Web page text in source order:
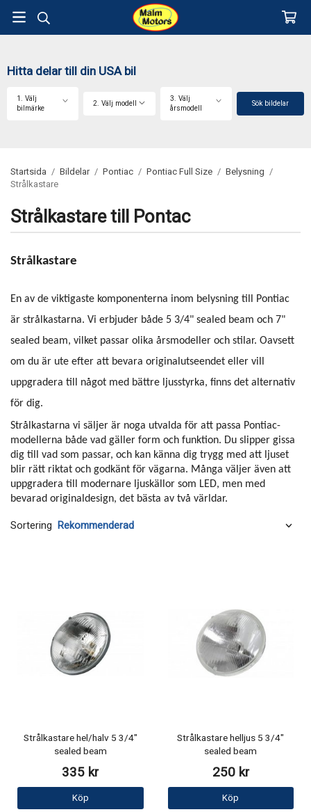
Hitta delar till din USA bil
1. Välj
bilmärke
2. Välj modell
3. Välj
årsmodell
Sök bildelar
Startsida / Bildelar / Pontiac / Pontiac Full Size / Belysning /
Strålkastare
Strålkastare till Pontac
Strålkastare
En av de viktigaste komponenterna inom belysning till Pontiac
är strålkastarna. Vi erbjuder både 5 3/4" sealed beam och 7"
sealed beam, vilket passar olika årsmodeller och stilar. Oavsett
om du är ute efter att bevara originalutseendet eller vill
uppgradera till något med bättre ljusstyrka, finns det alternativ
för dig.
Strålkastarna vi säljer är noga utvalda för att passa Pontiac-
modellerna både vad gäller form och funktion. Du slipper gissa
dig till vad som passar, och kan känna dig trygg med att ljuset
blir rätt riktat och godkänt för vägarna. Många väljer även att
uppgradera till modernare ljuskällor som LED, men med
bevarad originaldesign, det bästa av två världar.
Sortering
Strålkastare hel/halv 5 3/4"
sealed beam
335 kr
Köp
Strålkastare helljus 5 3/4"
sealed beam
250 kr
Köp